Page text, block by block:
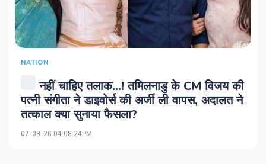
NATION
नहीं चाहिए तलाक...! तमिलनाडु के CM विजय की
पत्नी संगीता ने डाइवोर्स की अर्जी ली वापस, अदालत ने
तत्काल क्या सुनाया फैसला?
07-08-26 04:08:24PM